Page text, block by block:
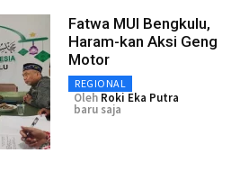
Fatwa MUI Bengkulu,
Haram-kan Aksi Geng
Motor
REGIONAL
Oleh Roki Eka Putra
baru saja